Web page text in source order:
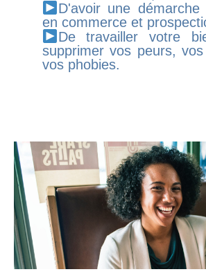
D'avoir une démarche
en commerce et
De travailler votre
supprimer vos peurs,
vos phobies.